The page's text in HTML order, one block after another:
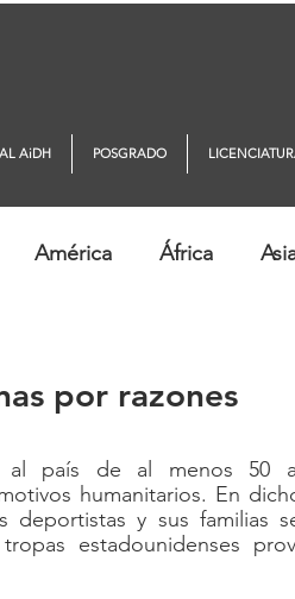
América África
por razones
al país de al menos 50
humanitarios. En
y sus familias
estadounidenses
AiDH POSGRADO